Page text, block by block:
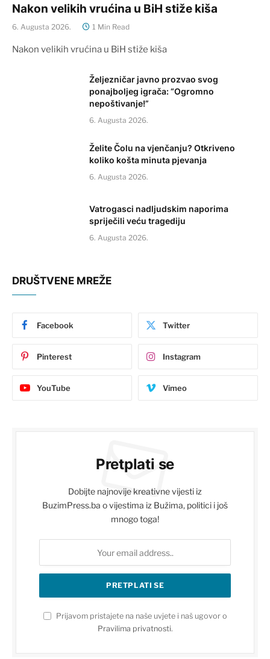
Nakon velikih vrućina u BiH stiže kiša
6. Augusta 2026. 1 Min Read
Nakon velikih vrućina u BiH stiže kiša
Željezničar javno prozvao svog
ponajboljeg igrača: “Ogromno
nepoštivanje!”
6. Augusta 2026.
Želite Čolu na vjenčanju? Otkriveno
koliko košta minuta pjevanja
6. Augusta 2026.
Vatrogasci nadljudskim naporima
spriječili veću tragediju
6. Augusta 2026.
DRUŠTVENE MREŽE
Facebook Twitter
Pinterest Instagram
YouTube Vimeo
Pretplati se
Dobijte najnovije kreativne vijesti iz
BuzimPress.ba o vijestima iz Bužima, politici i još
mnogo toga!
Prijavom pristajete na naše uvjete i naš ugovor o
Pravilima privatnosti.